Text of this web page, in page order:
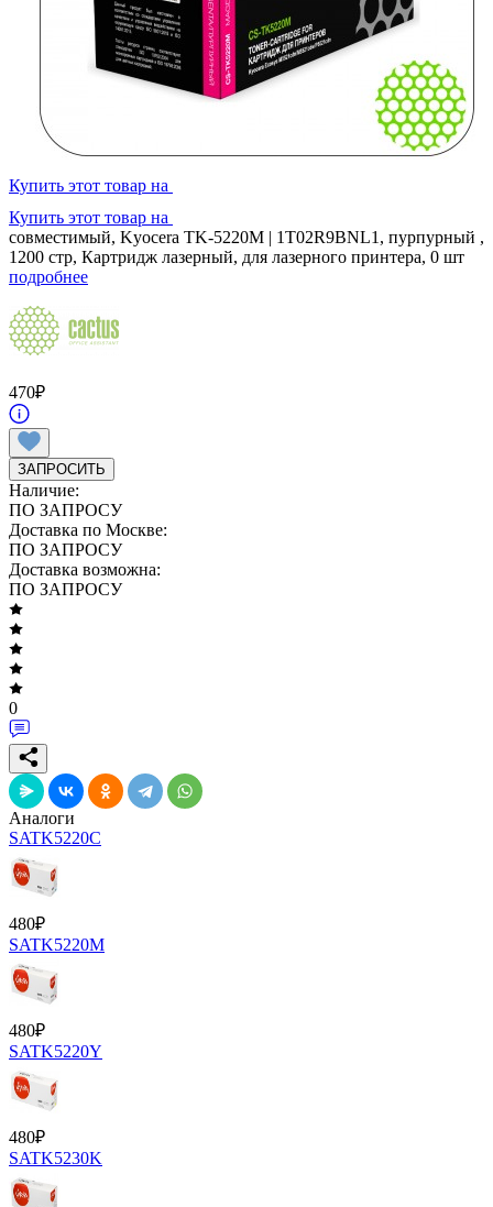
Купить этот товар на
Купить этот товар на
совместимый, Kyocera TK-5220M | 1T02R9BNL1, пурпурный ,
1200 стр, Картридж лазерный, для лазерного принтера, 0 шт
подробнее
470₽
ЗАПРОСИТЬ
Наличие:
ПО ЗАПРОСУ
Доставка по Москве:
ПО ЗАПРОСУ
Доставка возможна:
ПО ЗАПРОСУ
0
Аналоги
SATK5220C
480₽
SATK5220M
480₽
SATK5220Y
480₽
SATK5230K